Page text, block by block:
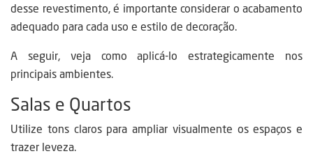
desse revestimento, é importante considerar o acabamento
adequado para cada uso e estilo de decoração.
A seguir, veja como aplicá-lo estrategicamente nos
principais ambientes.
Salas e Quartos
Utilize tons claros para ampliar visualmente os espaços e
trazer leveza.